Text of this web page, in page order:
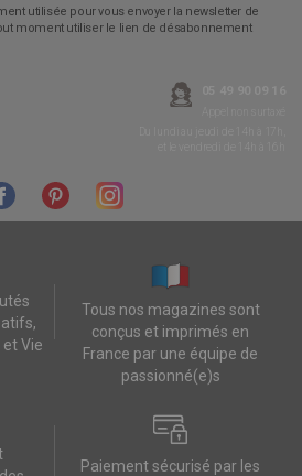
utilisée pour vous envoyer la newsletter de
moment utiliser le lien de désabonnement
Vie
Tous nos magazines sont
conçus et imprimés en
France par une équipe de
passionné(e)s
Paiement sécurisé par les